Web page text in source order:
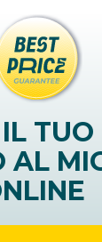
TUO
AL